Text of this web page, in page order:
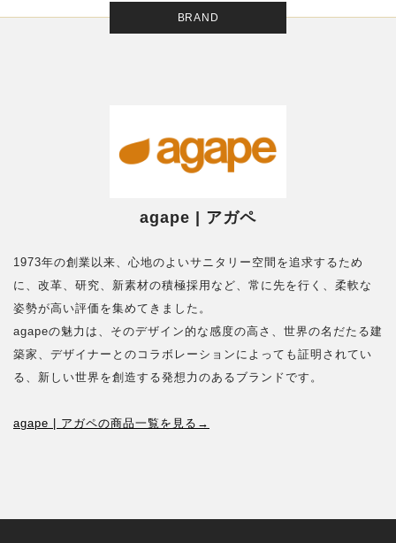
BRAND
agape | アガペ
1973年の創業以来、心地のよいサニタリー空間を追求するため
に、改革、研究、新素材の積極採用など、常に先を行く、柔軟な
姿勢が高い評価を集めてきました。
agapeの魅力は、そのデザイン的な感度の高さ、世界の名だたる建
築家、デザイナーとのコラボレーションによっても証明されてい
る、新しい世界を創造する発想力のあるブランドです。
agape | アガペの商品一覧を見る→